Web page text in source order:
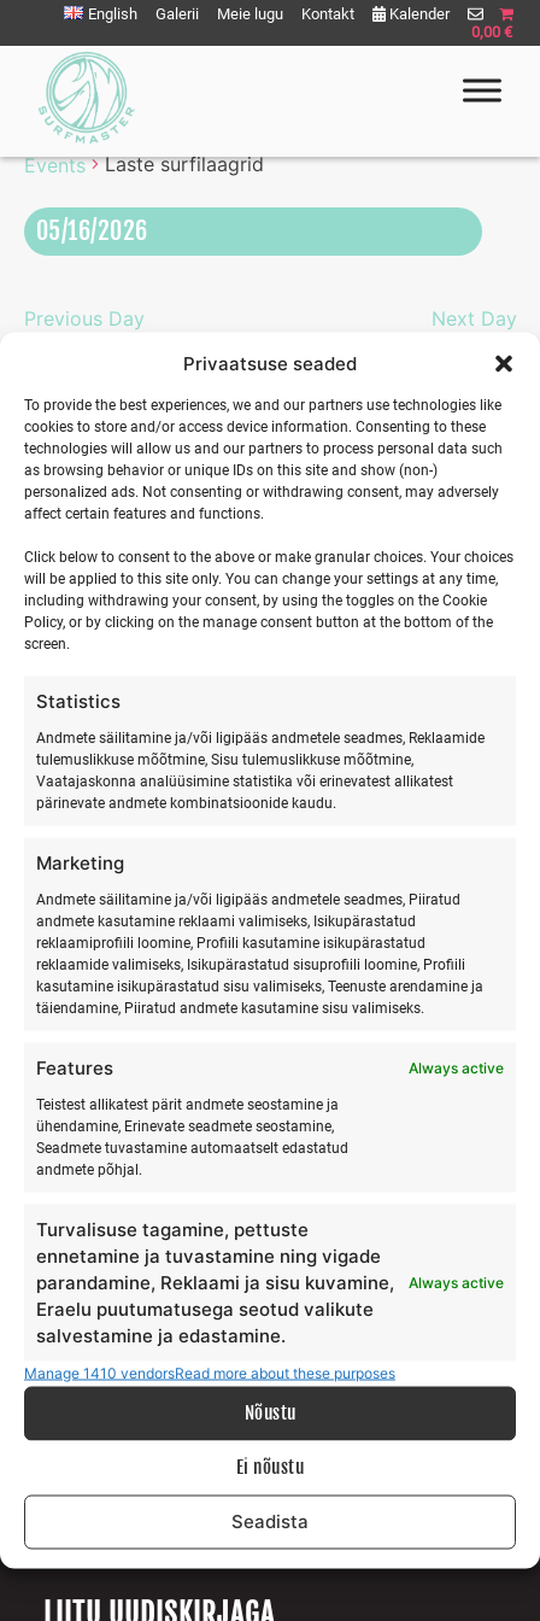
Privaatsuse seaded
To provide the best experiences, we and our partners use technologies like
cookies to store and/or access device information. Consenting to these
technologies will allow us and our partners to process personal data such
as browsing behavior or unique IDs on this site and show (non-)
personalized ads. Not consenting or withdrawing consent, may adversely
affect certain features and functions.
Click below to consent to the above or make granular choices. Your choices
will be applied to this site only. You can change your settings at any time,
including withdrawing your consent, by using the toggles on the Cookie
Policy, or by clicking on the manage consent button at the bottom of the
screen.
Statistics
Andmete säilitamine ja/või ligipääs andmetele seadmes, Reklaamide
tulemuslikkuse mõõtmine, Sisu tulemuslikkuse mõõtmine,
Vaatajaskonna analüüsimine statistika või erinevatest allikatest
pärinevate andmete kombinatsioonide kaudu.
Marketing
Andmete säilitamine ja/või ligipääs andmetele seadmes, Piiratud
andmete kasutamine reklaami valimiseks, Isikupärastatud
reklaamiprofiili loomine, Profiili kasutamine isikupärastatud
reklaamide valimiseks, Isikupärastatud sisuprofiili loomine, Profiili
kasutamine isikupärastatud sisu valimiseks, Teenuste arendamine ja
täiendamine, Piiratud andmete kasutamine sisu valimiseks.
Features Always active
Teistest allikatest pärit andmete seostamine ja
ühendamine, Erinevate seadmete seostamine,
Seadmete tuvastamine automaatselt edastatud
andmete põhjal.
Turvalisuse tagamine, pettuste
ennetamine ja tuvastamine ning vigade
parandamine, Reklaami ja sisu kuvamine,
Eraelu puutumatusega seotud valikute
salvestamine ja edastamine.
Always active
Manage 1410 vendorsRead more about these purposes
Nõustu
Ei nõustu
Seadista
sisu
juurde
English Galerii Meie lugu Kontakt
Kalender
0,00 €
Laste surfilaagrid
Events Laste surfilaagrid
05/16/2026
Previous Day
Next Day
SURFMASTER
Ranna Surfiküla
+372 566 86 766
info@surfmaster.ee
MEIST
Meie lugu
Teenus
Galerii
Surfiblogi
Toetajad
Kontakt
TINGIMUSED
Andmekaitse tingimused
Teenuste ja ostu tingimused